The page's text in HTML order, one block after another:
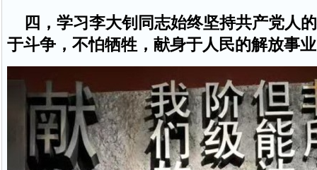
四，学习李大钊同志始终坚持共产党人
于斗争，不怕牺牲，献身于人民的解放事